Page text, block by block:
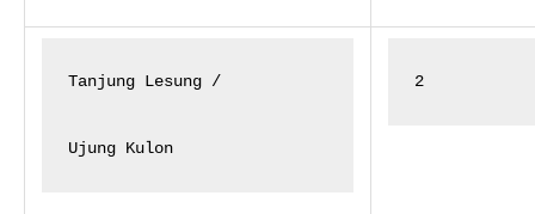
Tanjung Lesung /
Ujung Kulon
2